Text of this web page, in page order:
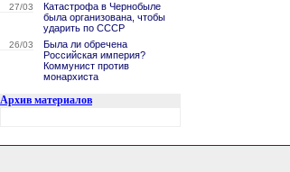
27/03
Катастрофа в Чернобыле
была организована, чтобы
ударить по СССР
26/03
Была ли обречена
Российская империя?
Коммунист против
монархиста
Архив материалов